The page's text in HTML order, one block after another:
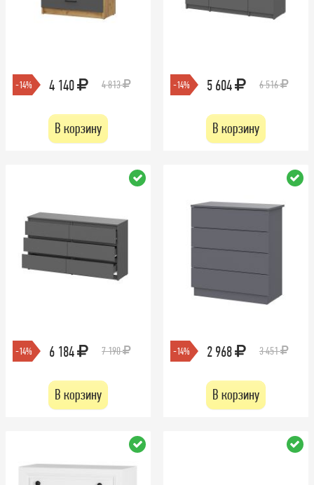
-14% 4 140 4 813
В корзину
-14% 5 604 6 516
В корзину
-14% 6 184 7 190
В корзину
-14% 2 968 3 451
В корзину